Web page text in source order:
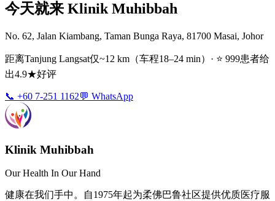
今天就来 Klinik Muhibbah
No. 62, Jalan Kiambang, Taman Bunga Raya, 81700 Masai, Johor
距离Tanjung Langsat仅~12 km（车程18–24 min）· ⭐ 999患者给
出4.9★好评
📞 +60 7-251 1162💬 WhatsApp
Klinik Muhibbah
Our Health In Our Hand
健康在我们手中。自1975年起为柔佛巴鲁社区提供优质医疗服